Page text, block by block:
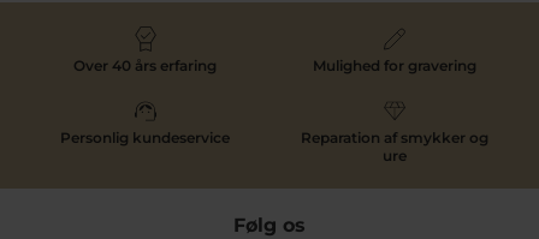
Over 40 års erfaring Mulighed for gravering
Personlig kundeservice
Reparation af smykker og
ure
Følg os